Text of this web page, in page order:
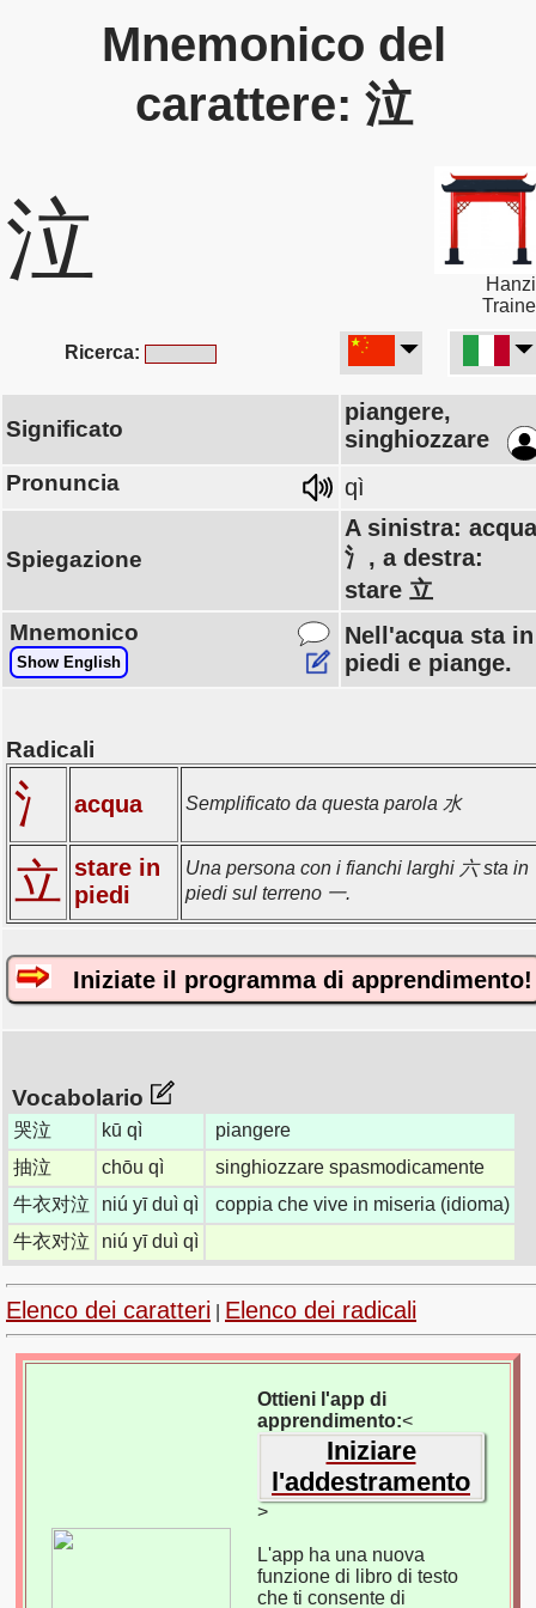
Mnemonico del
carattere: 泣
泣
Ricerca:
Significato
piangere,
singhiozzare
Pronuncia qì
Spiegazione
A sinistra: acqua
氵, a destra:
stare 立
Mnemonico
Show English
Nell'acqua sta in
piedi e piange.
Radicali
氵 acqua Semplificato da questa parola 水
立
stare in
piedi
Una persona con i fianchi larghi 六 sta in
piedi sul terreno 一.
Iniziate il programma di apprendimento!
Vocabolario
哭泣 kū qì
piangere
抽泣
chōu qì
singhiozzare spasmodicamente
牛衣对泣
niú yī duì qì
coppia che vive in miseria (idioma)
牛衣对泣
niú yī duì qì
Elenco dei caratteri Elenco dei radicali
Ottieni l'app di
apprendimento:<
Iniziare
l'addestramento
>
L'app ha una nuova
funzione di libro di testo
che ti consente di